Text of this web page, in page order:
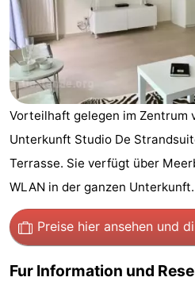
Campingplätze
Ferienhäuser
-
Breeduyn
-
Zimmer
(mit
Lastminutes
Vorteilhaft gelegen im Zentrum
Unterkunft Studio De
Terrasse. Sie verfügt über
WLAN in der ganzen Unterkunft.
Preise hier ansehen und
Fur Information und